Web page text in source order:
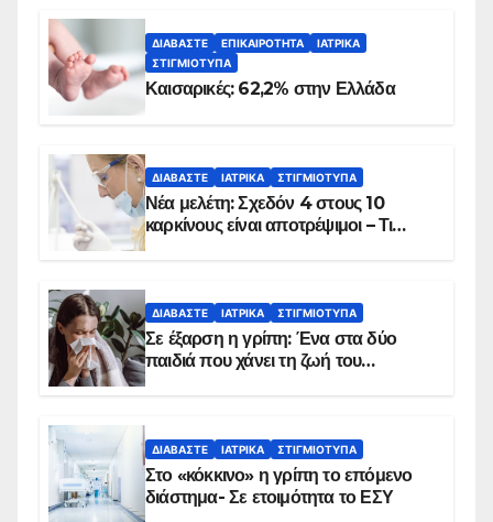
ΔΙΑΒΆΣΤΕ ΕΠΙΚΑΙΡΌΤΗΤΑ
ΙΑΤΡΙΚΆ
ΣΤΙΓΜΙΌΤΥΠΑ
Καισαρικές: 62,2% στην Ελλάδα
ΔΙΑΒΆΣΤΕ ΙΑΤΡΙΚΆ ΣΤΙΓΜΙΌΤΥΠΑ
Νέα μελέτη: Σχεδόν 4 στους 10
καρκίνους είναι αποτρέψιμοι – Τι
ΔΙΑΒΆΣΤΕ ΙΑΤΡΙΚΆ ΣΤΙΓΜΙΌΤΥΠΑ
Σε έξαρση η γρίπη: Ένα στα δύο
παιδιά που χάνει τη ζωή του
ΔΙΑΒΆΣΤΕ ΙΑΤΡΙΚΆ ΣΤΙΓΜΙΌΤΥΠΑ
Στο «κόκκινο» η γρίπη το επόμενο
διάστημα- Σε ετοιμότητα το ΕΣΥ